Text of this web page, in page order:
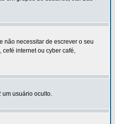
não necessitar de escrever o seu
internet ou cyber café,
um usuário oculto.